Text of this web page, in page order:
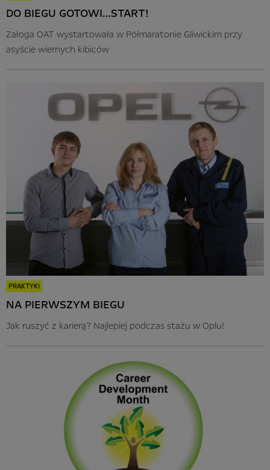
DO BIEGU GOTOWI…START!
Załoga OAT wystartowała w Półmaratonie Gliwickim przy
asyście wiernych kibiców
PRAKTYKI
NA PIERWSZYM BIEGU
Jak ruszyć z karierą? Najlepiej podczas stażu w Oplu!